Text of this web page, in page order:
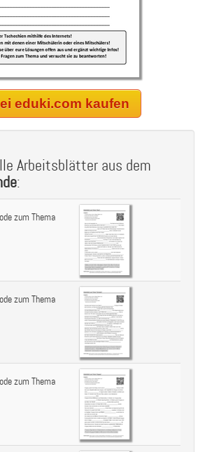
eduki.com kaufen
Arbeitsblätter aus dem
:
zum Thema
zum Thema
zum Thema